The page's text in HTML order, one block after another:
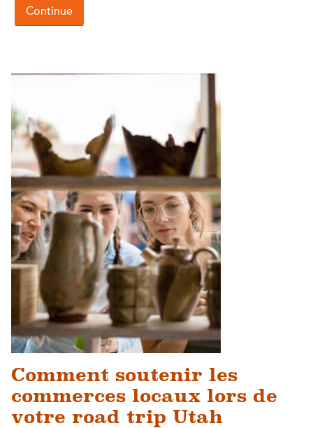
Comment soutenir les
commerces locaux lors de
votre road trip Utah